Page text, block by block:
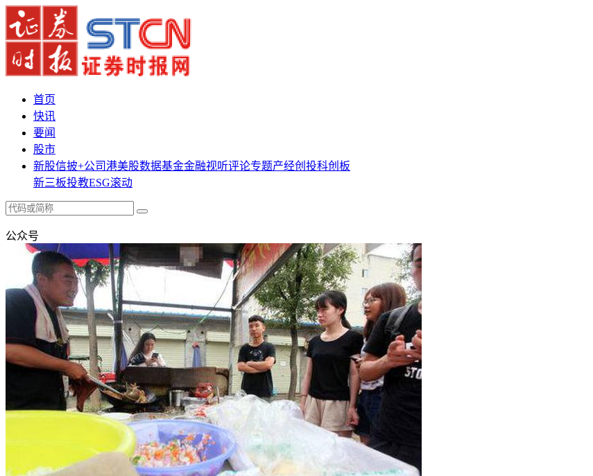
首页
快讯
要闻
股市
新股信披+公司港美股数据基金金融视听评论专题产经创投科创板
新三板投教ESG滚动
公众号